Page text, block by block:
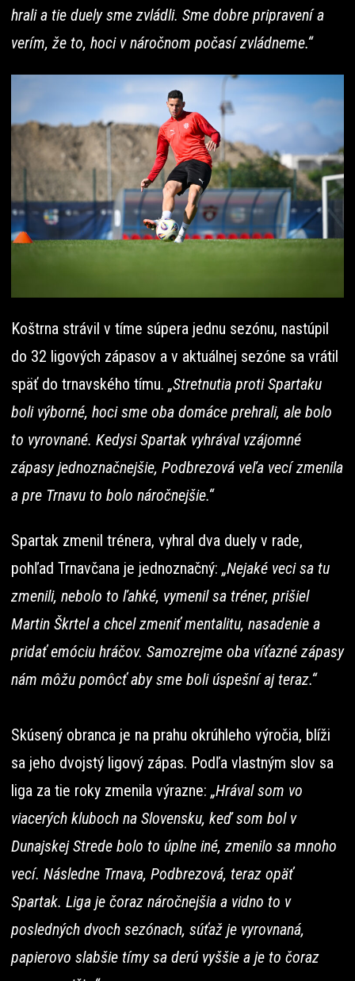
hrali a tie duely sme zvládli. Sme dobre pripravení a
verím, že to, hoci v náročnom počasí zvládneme.“
Koštrna strávil v tíme súpera jednu sezónu, nastúpil
do 32 ligových zápasov a v aktuálnej sezóne sa vrátil
späť do trnavského tímu. „Stretnutia proti Spartaku
boli výborné, hoci sme oba domáce prehrali, ale bolo
to vyrovnané. Kedysi Spartak vyhrával vzájomné
zápasy jednoznačnejšie, Podbrezová veľa vecí zmenila
a pre Trnavu to bolo náročnejšie.“
Spartak zmenil trénera, vyhral dva duely v rade,
pohľad Trnavčana je jednoznačný: „Nejaké veci sa tu
zmenili, nebolo to ľahké, vymenil sa tréner, prišiel
Martin Škrtel a chcel zmeniť mentalitu, nasadenie a
pridať emóciu hráčov. Samozrejme oba víťazné zápasy
nám môžu pomôcť aby sme boli úspešní aj teraz.“
Skúsený obranca je na prahu okrúhleho výročia, blíži
sa jeho dvojstý ligový zápas. Podľa vlastným slov sa
liga za tie roky zmenila výrazne: „Hrával som vo
viacerých kluboch na Slovensku, keď som bol v
Dunajskej Strede bolo to úplne iné, zmenilo sa mnoho
vecí. Následne Trnava, Podbrezová, teraz opäť
Spartak. Liga je čoraz náročnejšia a vidno to v
posledných dvoch sezónach, súťaž je vyrovnaná,
papierovo slabšie tímy sa derú vyššie a je to čoraz